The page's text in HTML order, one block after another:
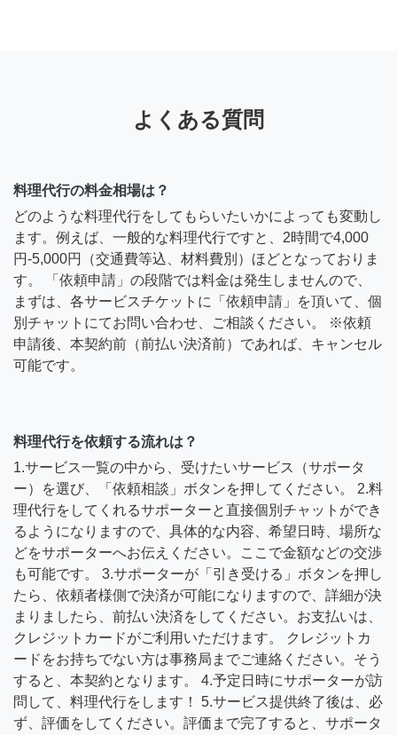
よくある質問
料理代行の料金相場は？
どのような料理代行をしてもらいたいかによっても変動し
ます。例えば、一般的な料理代行ですと、2時間で4,000
円-5,000円（交通費等込、材料費別）ほどとなっておりま
す。 「依頼申請」の段階では料金は発生しませんので、
まずは、各サービスチケットに「依頼申請」を頂いて、個
別チャットにてお問い合わせ、ご相談ください。 ※依頼
申請後、本契約前（前払い決済前）であれば、キャンセル
可能です。
料理代行を依頼する流れは？
1.サービス一覧の中から、受けたいサービス（サポータ
ー）を選び、「依頼相談」ボタンを押してください。 2.料
理代行をしてくれるサポーターと直接個別チャットができ
るようになりますので、具体的な内容、希望日時、場所な
どをサポーターへお伝えください。ここで金額などの交渉
も可能です。 3.サポーターが「引き受ける」ボタンを押し
たら、依頼者様側で決済が可能になりますので、詳細が決
まりましたら、前払い決済をしてください。お支払いは、
クレジットカードがご利用いただけます。 クレジットカ
ードをお持ちでない方は事務局までご連絡ください。そう
すると、本契約となります。 4.予定日時にサポーターが訪
問して、料理代行をします！ 5.サービス提供終了後は、必
ず、評価をしてください。評価まで完了すると、サポータ